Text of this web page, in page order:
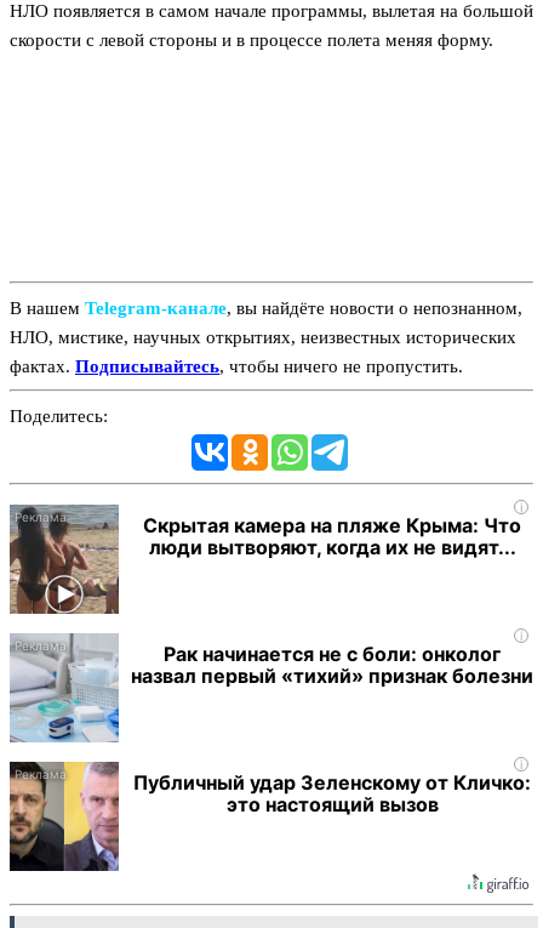
НЛО появляется в самом начале программы, вылетая на большой
скорости с левой стороны и в процессе полета меняя форму.
В нашем Telegram‑канале, вы найдёте новости о непознанном,
НЛО, мистике, научных открытиях, неизвестных исторических
фактах. Подписывайтесь, чтобы ничего не пропустить.
Поделитесь:
i
Скрытая камера на пляже Крыма: Что
люди вытворяют, когда их не видят...
i
Рак начинается не с боли: онколог
назвал первый «тихий» признак болезни
i
Публичный удар Зеленскому от Кличко:
это настоящий вызов